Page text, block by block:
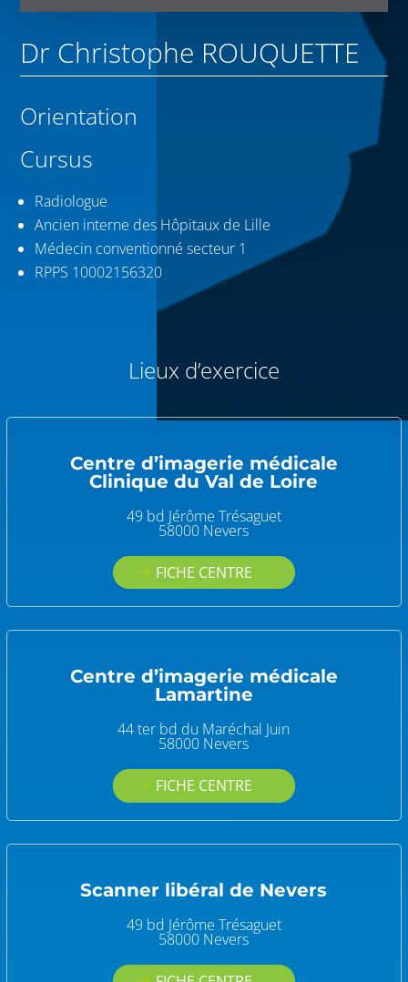
Dr Christophe ROUQUETTE
Orientation
Cursus
Radiologue
Ancien interne des Hôpitaux de Lille
Médecin conventionné secteur 1
RPPS 10002156320
Lieux d’exercice
Centre d’imagerie médicale
Clinique du Val de Loire
49 bd Jérôme Trésaguet
58000 Nevers
FICHE CENTRE
Centre d’imagerie médicale
Lamartine
44 ter bd du Maréchal Juin
58000 Nevers
FICHE CENTRE
Scanner libéral de Nevers
49 bd Jérôme Trésaguet
58000 Nevers